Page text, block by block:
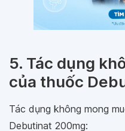
5. Tác dụng
của thuốc
Tác dụng không mong
Debutinat 200mg: